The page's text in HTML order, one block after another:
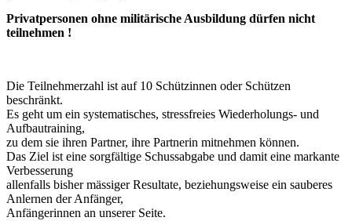
Privatpersonen ohne militärische Ausbildung dürfen nicht
teilnehmen !
Die Teilnehmerzahl ist auf 10 Schützinnen oder Schützen
beschränkt.
Es geht um ein systematisches, stressfreies Wiederholungs- und
Aufbautraining,
zu dem sie ihren Partner, ihre Partnerin mitnehmen können.
Das Ziel ist eine sorgfältige Schussabgabe und damit eine markante
Verbesserung
allenfalls bisher mässiger Resultate, beziehungsweise ein sauberes
Anlernen der Anfänger,
Anfängerinnen an unserer Seite.